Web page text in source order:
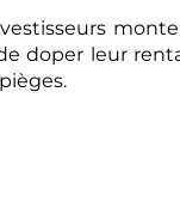
doper leur